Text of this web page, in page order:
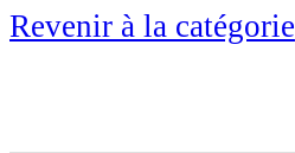
Revenir à la catégorie